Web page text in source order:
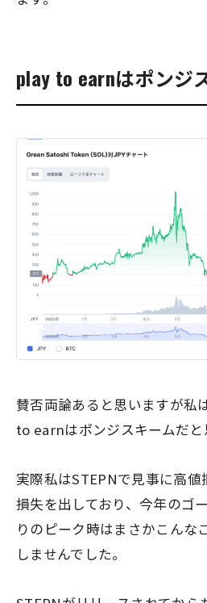
play to earnはポンジ
賛否両論あると思いますが私
to earnはポンジスキームだと
実際私はSTEPNで見事に高値
損失を出しており、今年のゴ
りのピーク時はまさかこんな
しませんでした。